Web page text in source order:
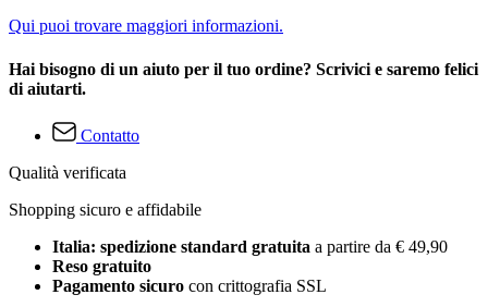
Qui puoi trovare maggiori informazioni.
Hai bisogno di un aiuto per il tuo ordine? Scrivici e saremo felici
di aiutarti.
Contatto
Qualità verificata
Shopping sicuro e affidabile
Italia: spedizione standard gratuita a partire da € 49,90
Reso gratuito
Pagamento sicuro con crittografia SSL